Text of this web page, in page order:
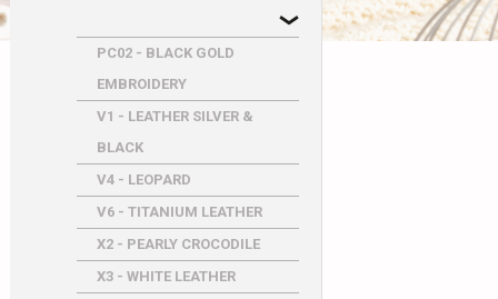
PC02 - BLACK GOLD
EMBROIDERY
V1 - LEATHER SILVER &
BLACK
V4 - LEOPARD
V6 - TITANIUM LEATHER
X2 - PEARLY CROCODILE
X3 - WHITE LEATHER